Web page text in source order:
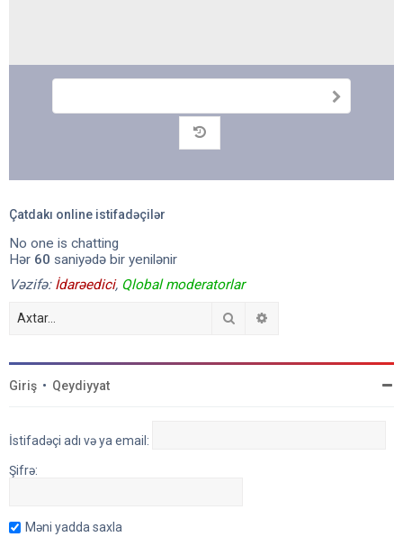
ö
Arxiv
Çatdakı online istifadəçilər
No one is chatting
Hər 60 saniyədə bir yenilənir
Vəzifə: İdarəedici, Qlobal moderatorlar
Axtar
Giriş • Qeydiyyat
İstifadəçi adı və ya email:
Şifrə:
Məni yadda saxla